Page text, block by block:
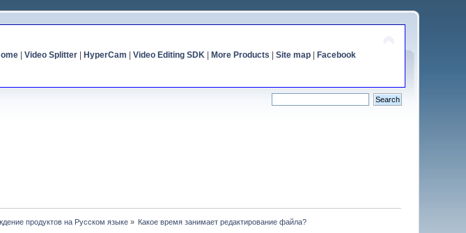
| Video Splitter| HyperCam Video Editing SDK| More Products Site map| Facebook
продуктов на Русском языке » Какое время занимает редактирование файла?